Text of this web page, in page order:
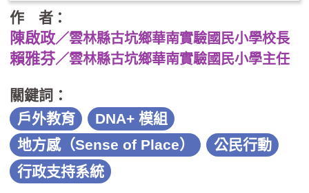
作 者：
陳啟政／雲林縣古坑鄉華南實驗國民小學校長
賴雅芬／雲林縣古坑鄉華南實驗國民小學主任
關鍵詞：
戶外教育
DNA+ 模組
地方感（Sense of Place）
公民行動
行政支持系統